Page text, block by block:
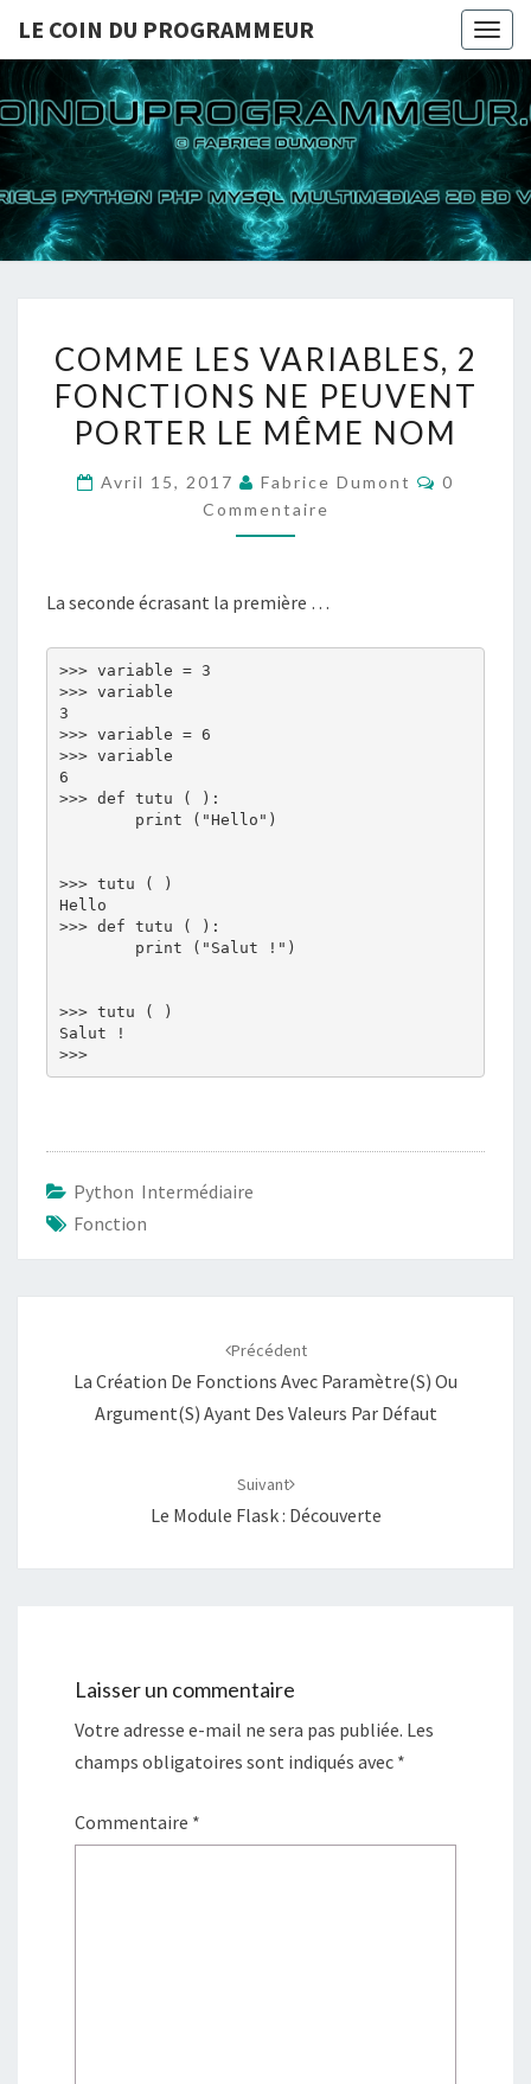
LE COIN DU PROGRAMMEUR
LE
TUTORIELS
PYTHON PHP
MYSQL
MULTIMEDIAS
2D 3D VIDEOS
LES
VARIABLES,
2
NE
LE
NOM
COMME LES VARIABLES, 2
FONCTIONS NE PEUVENT
PORTER LE MÊME NOM
Avril 15, 2017 Fabrice Dumont
0
Commentaire
La seconde écrasant la première …
>>> variable = 3
>>> variable
3
>>> variable = 6
>>> variable
6
>>> def tutu ( ):
>>> tutu ( )
Hello
>>> def tutu ( ):
>>> tutu ( )
Salut !
>>>
Python Intermédiaire
Fonction
Précédent
La Création De Fonctions Avec Paramètre(s) Ou
Argument(s) Ayant Des Valeurs Par Défaut
Suivant
Le Module Flask : Découverte
Laisser un commentaire
Votre adresse e-mail ne sera pas publiée. Les
champs obligatoires sont indiqués avec *
Commentaire *